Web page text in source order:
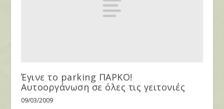
Έγινε το parking ΠΑΡΚΟ!
Αυτοοργάνωση σε όλες τις γειτονιές
09/03/2009